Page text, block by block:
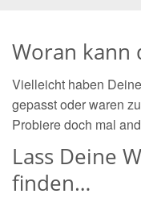
Woran kann
Vielleicht haben
gepasst oder waren
Probiere doch mal
Lass Deine
finden…